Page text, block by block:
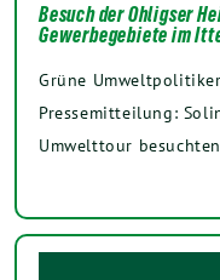
Besuch der Ohligser
Gewerbegebiete im
Grüne
Pressemitteilung:
Umwelttour